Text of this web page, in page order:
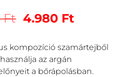
Ft 4.980 Ft
kompozíció szamártejből
az argán
a bőrápolásban.